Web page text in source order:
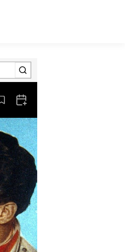
Aus den Lesezeichen entfernen
Zum Kalender hinzufügen